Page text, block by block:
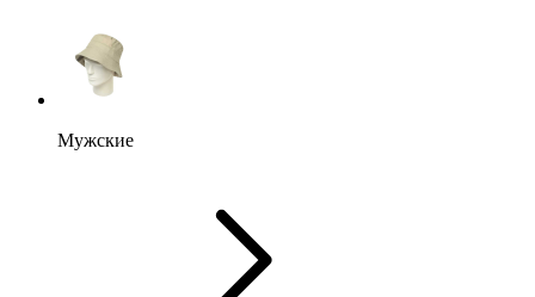
Мужские